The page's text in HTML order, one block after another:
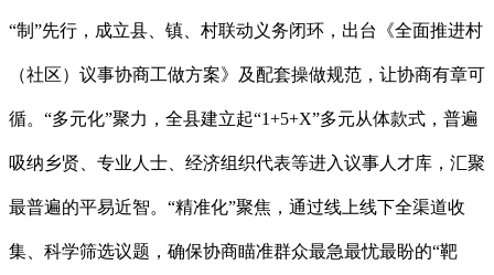
“制”先行，成立县、镇、村联动义务闭环，出台《全面推进村
（社区）议事协商工做方案》及配套操做规范，让协商有章可
循。“多元化”聚力，全县建立起“1+5+X”多元从体款式，普遍
吸纳乡贤、专业人士、经济组织代表等进入议事人才库，汇聚
最普遍的平易近智。“精准化”聚焦，通过线上线下全渠道收
集、科学筛选议题，确保协商瞄准群众最急最忧最盼的“靶